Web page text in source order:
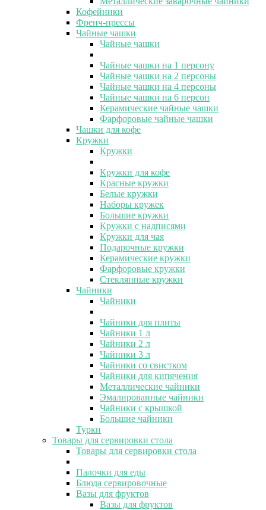
Кофейники
Френч-прессы
Чайные чашки
Чайные чашки
Чайные чашки на 1 персону
Чайные чашки на 2 персоны
Чайные чашки на 4 персоны
Чайные чашки на 6 персон
Керамические чайные чашки
Фарфоровые чайные чашки
Чашки для кофе
Кружки
Кружки
Кружки для кофе
Красные кружки
Белые кружки
Наборы кружек
Большие кружки
Кружки с надписями
Кружки для чая
Подарочные кружки
Керамические кружки
Фарфоровые кружки
Стеклянные кружки
Чайники
Чайники
Чайники для плиты
Чайники 1 л
Чайники 2 л
Чайники 3 л
Чайники со свистком
Чайники для кипячения
Металлические чайники
Эмалированные чайники
Чайники с крышкой
Большие чайники
Турки
Товары для сервировки стола
Товары для сервировки стола
Палочки для еды
Блюда сервировочные
Вазы для фруктов
Вазы для фруктов